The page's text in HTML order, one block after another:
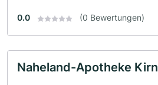
0.0 (0 Bewertungen)
Naheland-Apotheke Kirn